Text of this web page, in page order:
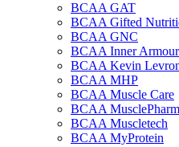
BCAA GAT
BCAA Gifted
BCAA GNC
BCAA Inner Armour
BCAA Kevin
BCAA MHP
BCAA Muscle Care
BCAA MusclePharm
BCAA Muscletech
BCAA MyProtein